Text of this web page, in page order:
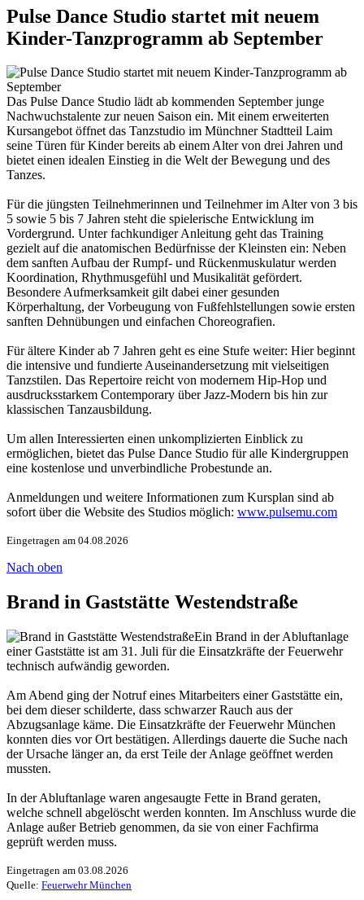
Pulse Dance Studio startet mit neuem
Kinder-Tanzprogramm ab September
Das Pulse Dance Studio lädt ab kommenden September junge
Nachwuchstalente zur neuen Saison ein. Mit einem erweiterten
Kursangebot öffnet das Tanzstudio im Münchner Stadtteil Laim
seine Türen für Kinder bereits ab einem Alter von drei Jahren und
bietet einen idealen Einstieg in die Welt der Bewegung und des
Tanzes.
Für die jüngsten Teilnehmerinnen und Teilnehmer im Alter von 3 bis
5 sowie 5 bis 7 Jahren steht die spielerische Entwicklung im
Vordergrund. Unter fachkundiger Anleitung geht das Training
gezielt auf die anatomischen Bedürfnisse der Kleinsten ein: Neben
dem sanften Aufbau der Rumpf- und Rückenmuskulatur werden
Koordination, Rhythmusgefühl und Musikalität gefördert.
Besondere Aufmerksamkeit gilt dabei einer gesunden
Körperhaltung, der Vorbeugung von Fußfehlstellungen sowie ersten
sanften Dehnübungen und einfachen Choreografien.
Für ältere Kinder ab 7 Jahren geht es eine Stufe weiter: Hier beginnt
die intensive und fundierte Auseinandersetzung mit vielseitigen
Tanzstilen. Das Repertoire reicht von modernem Hip-Hop und
ausdrucksstarkem Contemporary über Jazz-Modern bis hin zur
klassischen Tanzausbildung.
Um allen Interessierten einen unkomplizierten Einblick zu
ermöglichen, bietet das Pulse Dance Studio für alle Kindergruppen
eine kostenlose und unverbindliche Probestunde an.
Anmeldungen und weitere Informationen zum Kursplan sind ab
sofort über die Website des Studios möglich: www.pulsemu.com
Eingetragen am 04.08.2026
Nach oben
Brand in Gaststätte Westendstraße
Ein Brand in der Abluftanlage
einer Gaststätte ist am 31. Juli für die Einsatzkräfte der Feuerwehr
technisch aufwändig geworden.
Am Abend ging der Notruf eines Mitarbeiters einer Gaststätte ein,
bei dem dieser schilderte, dass schwarzer Rauch aus der
Abzugsanlage käme. Die Einsatzkräfte der Feuerwehr München
konnten dies vor Ort bestätigen. Allerdings dauerte die Suche nach
der Ursache länger an, da erst Teile der Anlage geöffnet werden
mussten.
In der Abluftanlage waren angesaugte Fette in Brand geraten,
welche schnell abgelöscht werden konnten. Im Anschluss wurde die
Anlage außer Betrieb genommen, da sie von einer Fachfirma
geprüft werden muss.
Eingetragen am 03.08.2026
Quelle: Feuerwehr München